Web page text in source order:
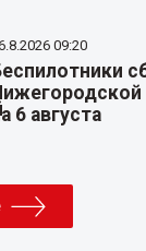
09:20
6 августа